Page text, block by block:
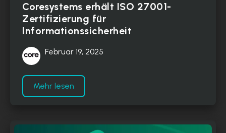
Coresystems erhält ISO 27001-
Zertifizierung für
Informationssicherheit
Februar 19, 2025
Mehr lesen